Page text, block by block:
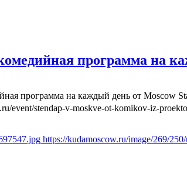
программа на
программа на каждый день от Moscow
event/stendap-v-moskve-ot-komikov-iz-
https://kudamoscow.ru/image/269/